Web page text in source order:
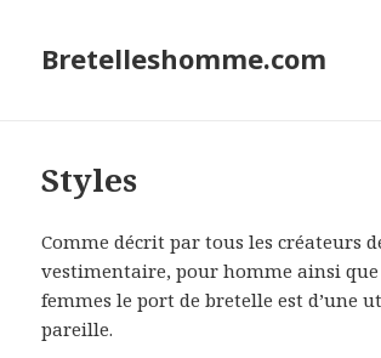
Bretelleshomme.com
Styles
Comme décrit par tous les créateurs
vestimentaire, pour homme ainsi
femmes le port de bretelle est d’une
pareille.